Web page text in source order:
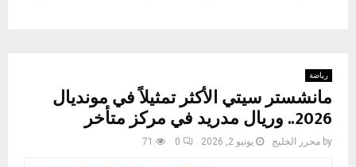
رياضة
مانشستر سيتي الأكثر تمثيلاً في مونديال
2026.. وريال مدريد في مركز متأخر
by محرر الخليج يونيو 2, 2026 0
71